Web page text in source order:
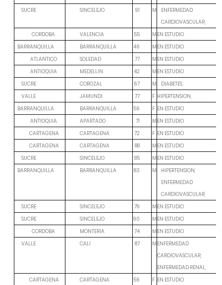
SUCRE
SINCELEJO 91 M
ENFERMEDAD
CARDIOVASCULAR,
CORDOBA
VALENCIA 55 M EN ESTUDIO
BARRANQUILLA
BARRANQUILLA 46 M EN ESTUDIO
ATLANTICO
SOLEDAD 77 M EN ESTUDIO
ANTIOQUIA
MEDELLIN 42 M EN ESTUDIO
SUCRE
COROZAL 67 M
DIABETES,
VALLE
JAMUNDI 77 F HIPERTENSION,
BARRANQUILLA
BARRANQUILLA 56 F EN ESTUDIO
ANTIOQUIA
APARTADO 71 M EN ESTUDIO
CARTAGENA
CARTAGENA 72 F EN ESTUDIO
CARTAGENA
CARTAGENA 88 M EN ESTUDIO
SUCRE
SINCELEJO 85 M EN ESTUDIO
BARRANQUILLA
BARRANQUILLA 83 M
HIPERTENSION,
ENFERMEDAD
CARDIOVASCULAR,
SUCRE
SINCELEJO 79 M EN ESTUDIO
SUCRE
SINCELEJO 90 M EN ESTUDIO
CORDOBA
MONTERIA 74 M EN ESTUDIO
VALLE
CALI 87 M ENFERMEDAD
CARDIOVASCULAR,
ENFERMEDAD RENAL,
CARTAGENA
CARTAGENA 56 F EN ESTUDIO